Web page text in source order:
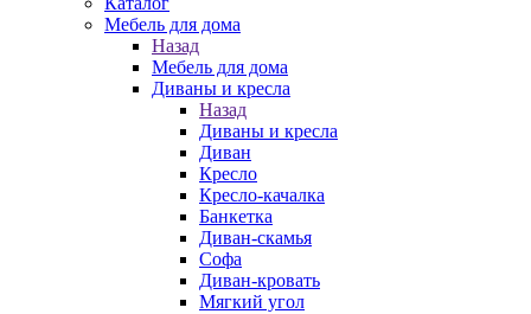
Мебель для дома
Назад
Мебель для дома
Диваны и кресла
Назад
Диваны и кресла
Диван
Кресло
Кресло-качалка
Банкетка
Диван-скамья
Софа
Диван-кровать
Мягкий угол